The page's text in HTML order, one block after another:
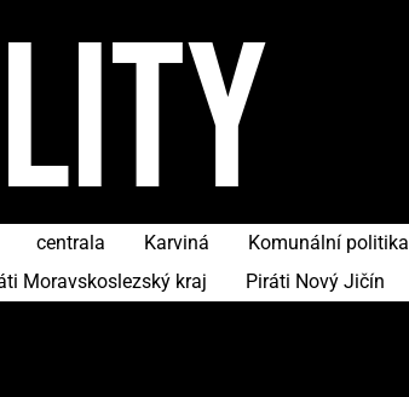
centrala Karviná Komunální politika
Moravskoslezský kraj Piráti Nový Jičín